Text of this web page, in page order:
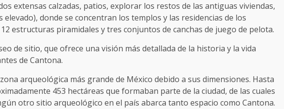
extensas calzadas, patios, explorar los restos de las antiguas viviendas,
donde se concentran los templos y las residencias de los
estructuras piramidales y tres conjuntos de canchas de juego de pelota.
de sitio, que ofrece una visión más detallada de la historia y la vida
de Cantona.
arqueológica más grande de México debido a sus dimensiones. Hasta
453 hectáreas que formaban parte de la ciudad, de las cuales
otro sitio arqueológico en el país abarca tanto espacio como Cantona.